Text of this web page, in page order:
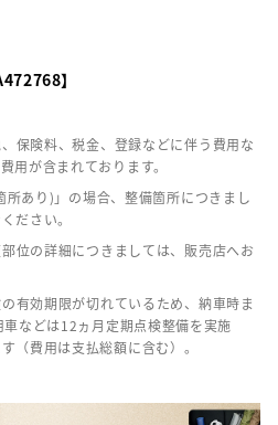
】
保険料、税金、登録などに伴う費用な
用が含まれております。
あり)」の場合、整備箇所につきまし
ださい。
位の詳細につきましては、販売店へお
有効期限が切れているため、納車時ま
などは12ヵ月定期点検整備を実施
（費用は支払総額に含む）。